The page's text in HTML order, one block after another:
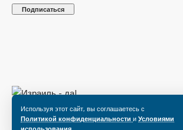
Используя этот сайт, вы соглашаетесь с
Политикой конфиденциальности и Условиями
Подпишитесь на